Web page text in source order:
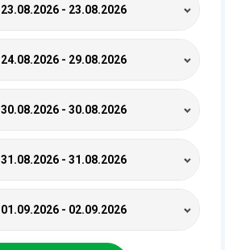
23.08.2026 - 23.08.2026
24.08.2026 - 29.08.2026
30.08.2026 - 30.08.2026
31.08.2026 - 31.08.2026
01.09.2026 - 02.09.2026